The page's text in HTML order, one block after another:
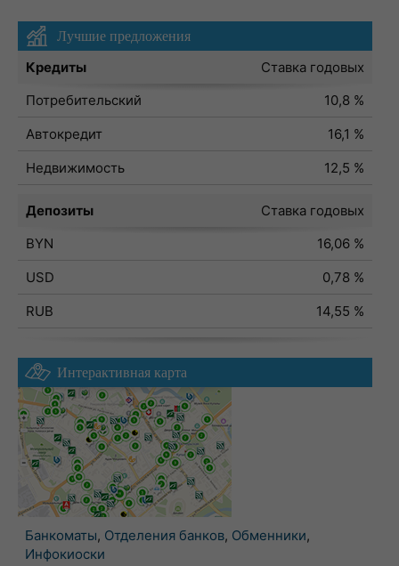
Лучшие предложения
Кредиты
Ставка годовых
Потребительский
10,8 %
Автокредит
16,1 %
Недвижимость
12,5 %
Депозиты
Ставка годовых
BYN
16,06 %
USD
0,78 %
RUB
14,55 %
Интерактивная карта
Банкоматы, Отделения банков, Обменники,
Инфокиоски